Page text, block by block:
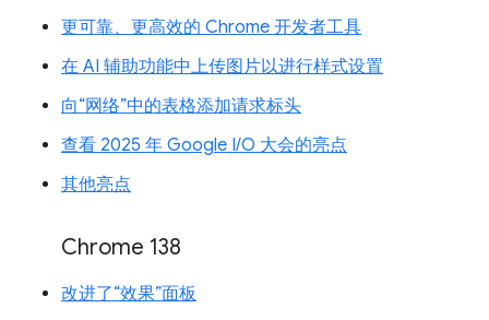
更可靠、更高效的 Chrome 开发者工具
在 AI 辅助功能中上传图片以进行样式设置
向“网络”中的表格添加请求标头
查看 2025 年 Google I/O 大会的亮点
其他亮点
Chrome 138
改进了“效果”面板